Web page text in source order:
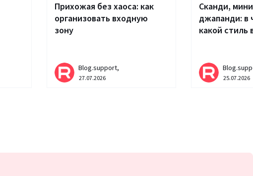
Прихожая без хаоса: как
организовать входную
зону
Blog.support,
27.07.2026
Сканди,
джапанди: в
какой стиль
25.07.2026